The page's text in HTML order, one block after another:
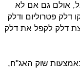
אולם גם אם לא
פטרוליום ודלק
דלק לקפל את דלק
שוק האג"ח,